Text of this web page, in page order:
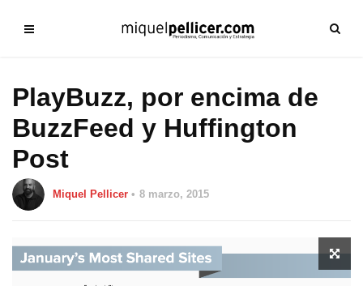
PlayBuzz, por encima de
BuzzFeed y Huffington
Post
Miquel Pellicer 8 marzo, 2015